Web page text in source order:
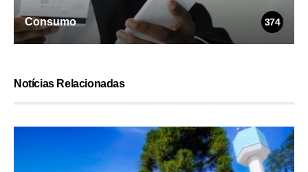
Consumo 374
Notícias Relacionadas